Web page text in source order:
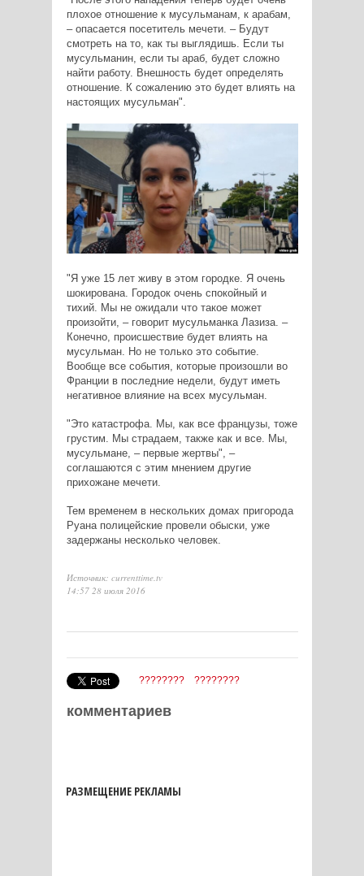
плохое отношение к мусульманам, к арабам,
– опасается посетитель мечети. – Будут
смотреть на то, как ты выглядишь. Если ты
мусульманин, если ты араб, будет сложно
найти работу. Внешность будет определять
отношение. К сожалению это будет влиять на
настоящих мусульман".
"Я уже 15 лет живу в этом городке. Я очень
шокирована. Городок очень спокойный и
тихий. Мы не ожидали что такое может
произойти, – говорит мусульманка Лазиза. –
Конечно, происшествие будет влиять на
мусульман. Но не только это событие.
Вообще все события, которые произошли во
Франции в последние недели, будут иметь
негативное влияние на всех мусульман.
"Это катастрофа. Мы, как все французы, тоже
грустим. Мы страдаем, также как и все. Мы,
мусульмане, – первые жертвы", –
соглашаются с этим мнением другие
прихожане мечети.
Тем временем в нескольких домах пригорода
Руана полицейские провели обыски, уже
задержаны несколько человек.
Источник: currenttime.tv
14:57 28 июля 2016
???????? ????????
комментариев
РАЗМЕЩЕНИЕ РЕКЛАМЫ